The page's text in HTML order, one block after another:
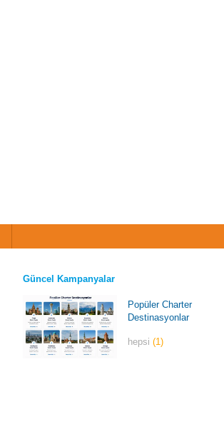
Güncel Kampanyalar
Popüler Charter
Destinasyonlar
hepsi(1)